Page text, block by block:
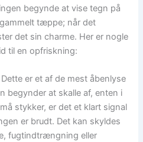
begynde at vise tegn på
tæppe; når det
det sin charme. Her er nogle
til en opfriskning:
Dette er et af de mest åbenlyse
begynder at skalle af, enten i
stykker, er det et klart signal
er brudt. Det kan skyldes
fugtindtrængning eller